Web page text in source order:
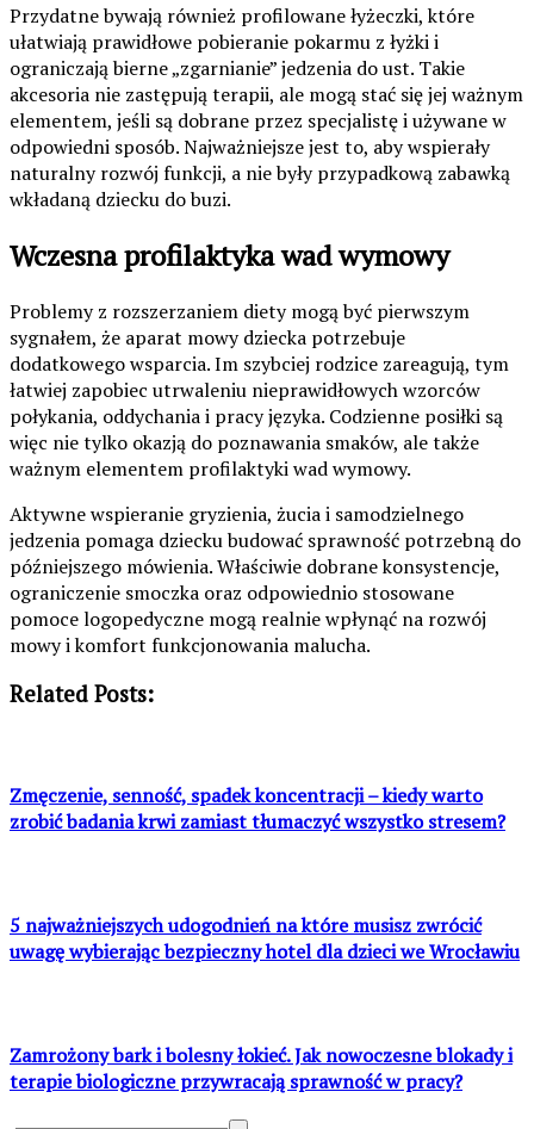
Przydatne bywają również profilowane łyżeczki, które
ułatwiają prawidłowe pobieranie pokarmu z łyżki i
ograniczają bierne „zgarnianie” jedzenia do ust. Takie
akcesoria nie zastępują terapii, ale mogą stać się jej ważnym
elementem, jeśli są dobrane przez specjalistę i używane w
odpowiedni sposób. Najważniejsze jest to, aby wspierały
naturalny rozwój funkcji, a nie były przypadkową zabawką
wkładaną dziecku do buzi.
Wczesna profilaktyka wad wymowy
Problemy z rozszerzaniem diety mogą być pierwszym
sygnałem, że aparat mowy dziecka potrzebuje
dodatkowego wsparcia. Im szybciej rodzice zareagują, tym
łatwiej zapobiec utrwaleniu nieprawidłowych wzorców
połykania, oddychania i pracy języka. Codzienne posiłki są
więc nie tylko okazją do poznawania smaków, ale także
ważnym elementem profilaktyki wad wymowy.
Aktywne wspieranie gryzienia, żucia i samodzielnego
jedzenia pomaga dziecku budować sprawność potrzebną do
późniejszego mówienia. Właściwie dobrane konsystencje,
ograniczenie smoczka oraz odpowiednio stosowane
pomoce logopedyczne mogą realnie wpłynąć na rozwój
mowy i komfort funkcjonowania malucha.
Related Posts:
Zmęczenie, senność, spadek koncentracji – kiedy warto
zrobić badania krwi zamiast tłumaczyć wszystko stresem?
5 najważniejszych udogodnień na które musisz zwrócić
uwagę wybierając bezpieczny hotel dla dzieci we Wrocławiu
Zamrożony bark i bolesny łokieć. Jak nowoczesne blokady i
terapie biologiczne przywracają sprawność w pracy?